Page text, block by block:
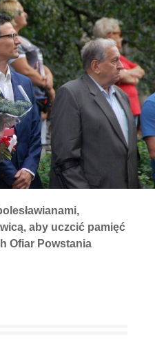
aby uczcić pamięć
Ofiar Powstania